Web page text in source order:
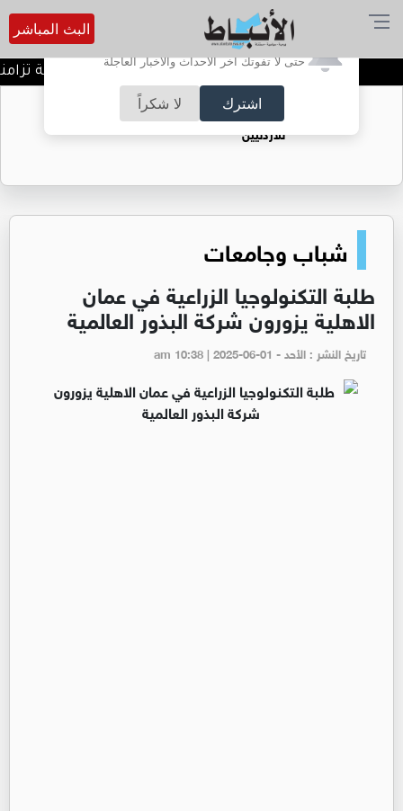
أترغب في تفعيل الإشعارات؟
حتى لا تفوتك آخر الأحداث والأخبار العاجلة
اشترك لا شكراً
البث المباشر
خطة أمنية ومرورية شاملة تزامنا
حقل الريشة حين يتحول الغاز إلى فرص عمل
للأردنيين
شباب وجامعات
طلبة التكنولوجيا الزراعية في عمان
الاهلية يزورون شركة البذور العالمية
تاريخ النشر : الأحد - am 10:38 | 2025-06-01